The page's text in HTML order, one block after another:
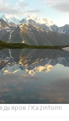
/ Kazinform